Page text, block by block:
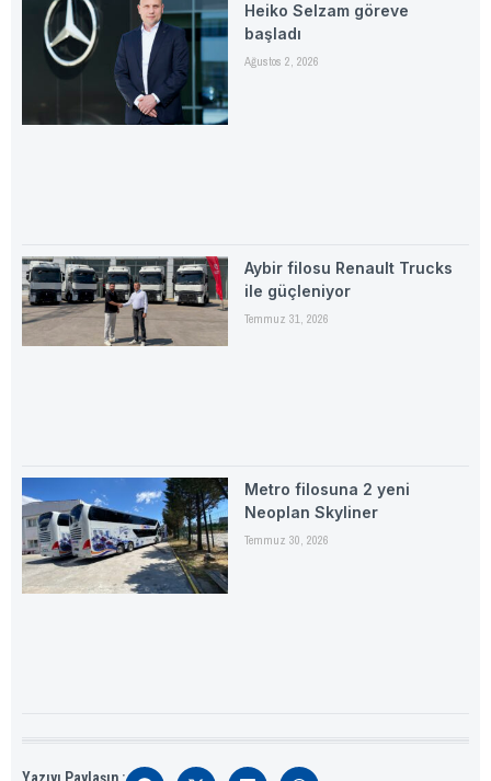
Heiko Selzam göreve
başladı
Ağustos 2, 2026
Aybir filosu Renault Trucks
ile güçleniyor
Temmuz 31, 2026
Metro filosuna 2 yeni
Neoplan Skyliner
Temmuz 30, 2026
Yazıyı Paylaşın :